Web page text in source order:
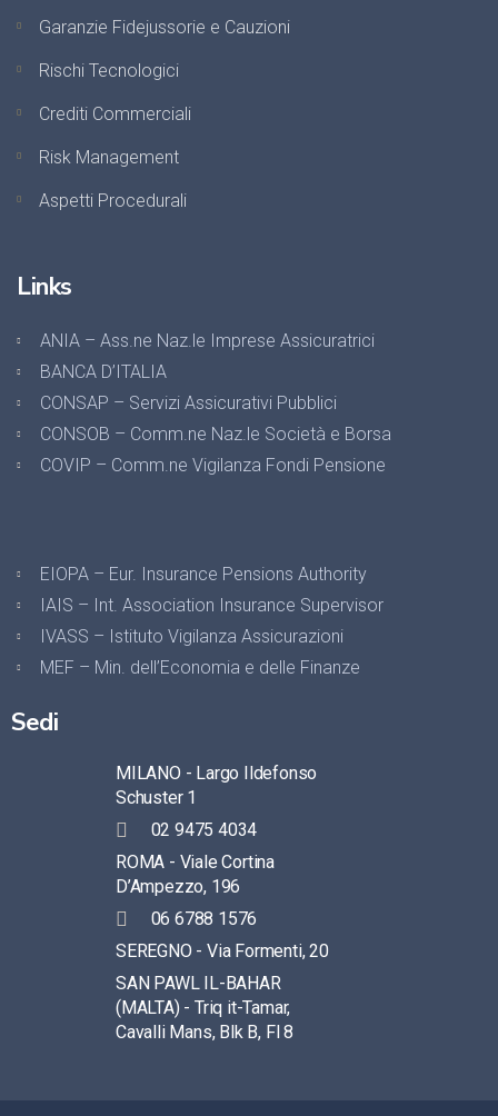
Garanzie Fidejussorie e Cauzioni
Rischi Tecnologici
Crediti Commerciali
Risk Management
Aspetti Procedurali
Links
ANIA – Ass.ne Naz.le Imprese Assicuratrici
BANCA D’ITALIA
CONSAP – Servizi Assicurativi Pubblici
CONSOB – Comm.ne Naz.le Società e Borsa
COVIP – Comm.ne Vigilanza Fondi Pensione
EIOPA – Eur. Insurance Pensions Authority
IAIS – Int. Association Insurance Supervisor
IVASS – Istituto Vigilanza Assicurazioni
MEF – Min. dell’Economia e delle Finanze
Sedi
MILANO - Largo Ildefonso
Schuster 1
02 9475 4034
ROMA - Viale Cortina
D’Ampezzo, 196
06 6788 1576
SEREGNO - Via Formenti, 20
SAN PAWL IL-BAHAR
(MALTA) - Triq it-Tamar,
Cavalli Mans, Blk B, Fl 8